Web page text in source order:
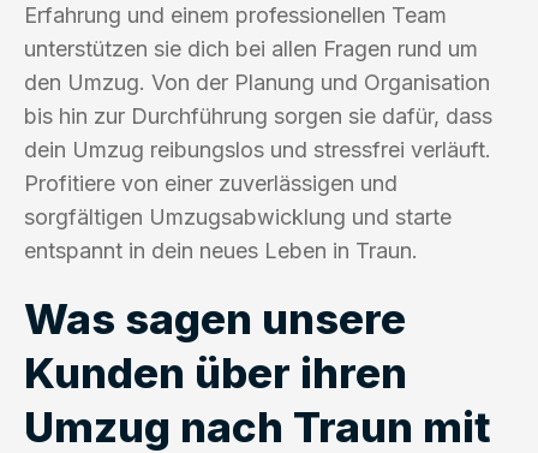
Erfahrung und einem professionellen Team
unterstützen sie dich bei allen Fragen rund um
den Umzug. Von der Planung und Organisation
bis hin zur Durchführung sorgen sie dafür, dass
dein Umzug reibungslos und stressfrei verläuft.
Profitiere von einer zuverlässigen und
sorgfältigen Umzugsabwicklung und starte
entspannt in dein neues Leben in Traun.
Was sagen unsere
Kunden über ihren
Umzug nach Traun mit